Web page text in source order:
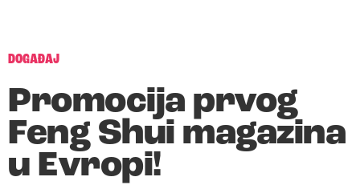
DOGAĐAJ
Promocija prvog
Feng Shui magazina
u Evropi!